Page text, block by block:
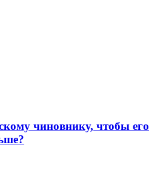
чиновнику, чтобы его